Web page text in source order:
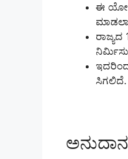
ಈ
ರಾಜ್ಯದ
ಸಿಗಲಿದೆ.
ಅನುದಾನ